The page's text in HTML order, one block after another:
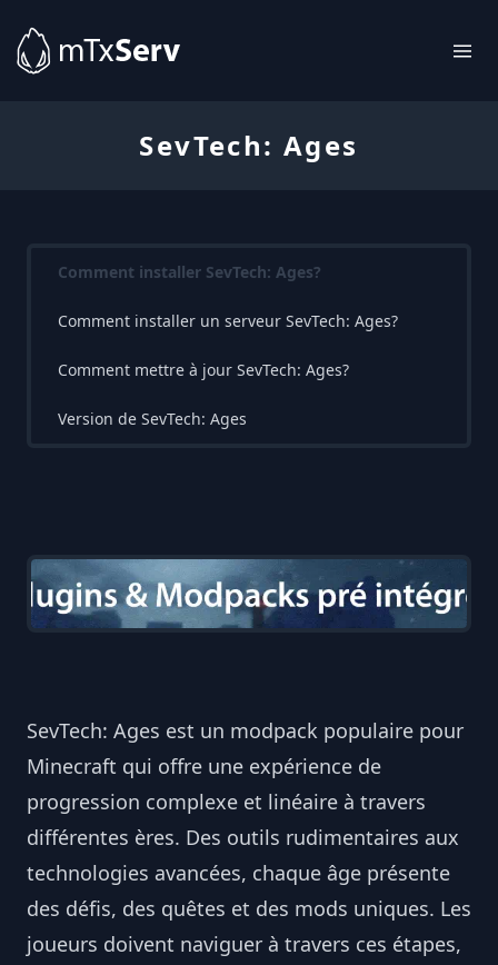
SevTech: Ages
Comment installer SevTech: Ages?
Comment installer un serveur SevTech: Ages?
Comment mettre à jour SevTech: Ages?
Version de SevTech: Ages
SevTech: Ages est un modpack populaire pour
Minecraft qui offre une expérience de
progression complexe et linéaire à travers
différentes ères. Des outils rudimentaires aux
technologies avancées, chaque âge présente
des défis, des quêtes et des mods uniques. Les
joueurs doivent naviguer à travers ces étapes,